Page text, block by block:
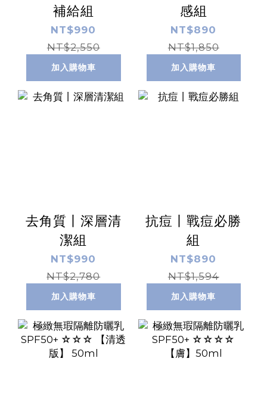
補給組
NT$990
NT$2,550
加入購物車
感組
NT$890
NT$1,850
加入購物車
去角質丨深層清
潔組
NT$990
NT$2,780
加入購物車
抗痘丨戰痘必勝
組
NT$890
NT$1,594
加入購物車